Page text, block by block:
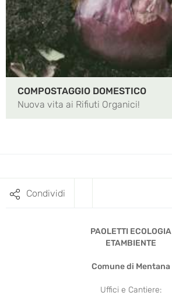
COMPOSTAGGIO DOMESTICO
Nuova vita ai Rifiuti Organici!
Condividi
PAOLETTI ECOLOGIA
ETAMBIENTE
Comune di Mentana
Uffici e Cantiere: